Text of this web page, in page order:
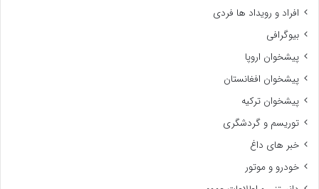
افراد و رویداد ها فردی
بیوگرافی
پیشخوان اروپا
پیشخوان افغانستان
پیشخوان ترکیه
توریسم و گردشگری
خبر های داغ
خودرو و موتور